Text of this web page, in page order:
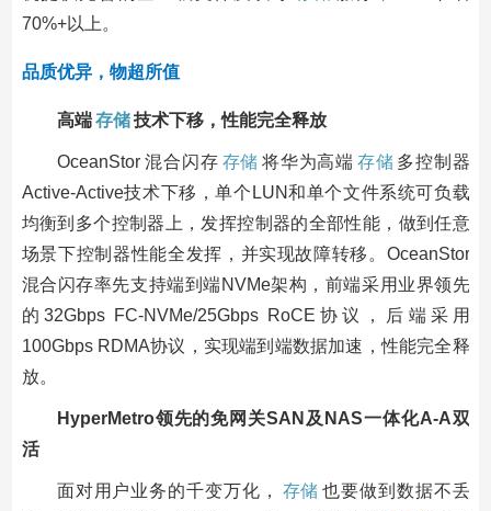
70%+以上。
品质优异，物超所值
高端存储技术下移，性能完全释放
OceanStor 混合闪存 存储 将华为高端 存储 多控制器
Active-Active技术下移，单个LUN和单个文件系统可负载
均衡到多个控制器上，发挥控制器的全部性能，做到任意
场景下控制器性能全发挥，并实现故障转移。OceanStor
混合闪存率先支持端到端NVMe架构，前端采用业界领先
的32Gbps FC-NVMe/25Gbps RoCE协议，后端采用
100Gbps RDMA协议，实现端到端数据加速，性能完全释
放。
HyperMetro领先的免网关SAN及NAS一体化A-A双
活
面对用户业务的千变万化， 存储 也要做到数据不丢